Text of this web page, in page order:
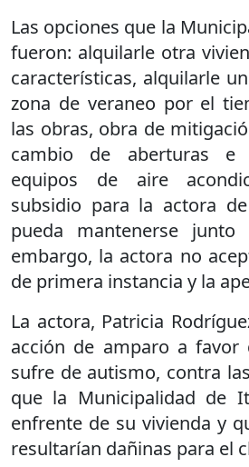
Las opciones que la
fueron: alquilarle otra
características, alquilarle
zona de veraneo por el
las obras, obra de
cambio de aberturas e
equipos de aire
subsidio para la actora
pueda mantenerse
embargo, la actora no
de primera instancia y la
La actora, Patricia
acción de amparo a favor
sufre de autismo, contra
que la Municipalidad de
enfrente de su vivienda y
resultarían dañinas para el